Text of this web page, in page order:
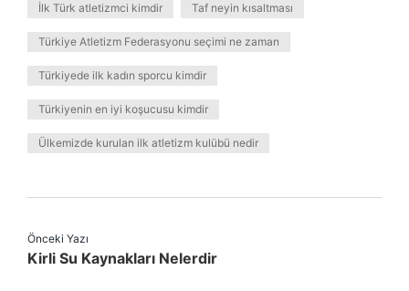
İlk Türk atletizmci kimdir Taf neyin kısaltması
Türkiye Atletizm Federasyonu seçimi ne zaman
Türkiyede ilk kadın sporcu kimdir
Türkiyenin en iyi koşucusu kimdir
Ülkemizde kurulan ilk atletizm kulübü nedir
Önceki Yazı
Kirli Su Kaynakları Nelerdir